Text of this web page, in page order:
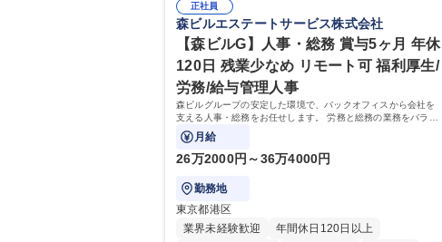
るとともにグループ内活動に反映しています。 【具
体的には】電話応対、メール、お手紙対応、ご指摘
品調査報告書作成、有人チャットボット対応など。
【1日の対応件数】■電話：月間一人当たり平均100
件前後■メール・手紙：同上40件前後 募集職種 中野
本社【お客様相談室】お客様のお声をもとにより良
い商品づくりへ貢献
た段階でメール・手紙のOJTを実施する予定です。独
り立ち以降もしっかりフォローする体制を整えてい
ますのでご安心ください。 【当社について】キリン
グループの広報機能を担う会社として、お客様との
出会いを大切にし、磨き上げたホスピタリティを込
めてコミュニケーションをとりながら広報関連業務
を行っております。 学歴・資格 学歴：大学院 大学
高専 短大 専修学校 高校 語学力： 資格：
正社員
森ビルエステートサービス株式会社
【森ビルG】人事・総務 賞与5ヶ月 年休
120日 残業少なめ リモート可 福利厚生/
労務/給与管理人事
森ビルグループの安定した環境で、バックオフィスから会社を
支える人事・総務をお任せします。 労務と総務の業務をバラン
スよく担当し、ゆくゆくは制度改定などのコア業務にも挑戦で
きる、やりがいある環境です。
月給
26万2000円～36万4000円
勤務地
東京都港区
業界未経験歓迎
年間休日120日以上